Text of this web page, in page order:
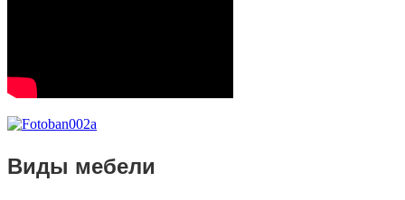
Виды мебели